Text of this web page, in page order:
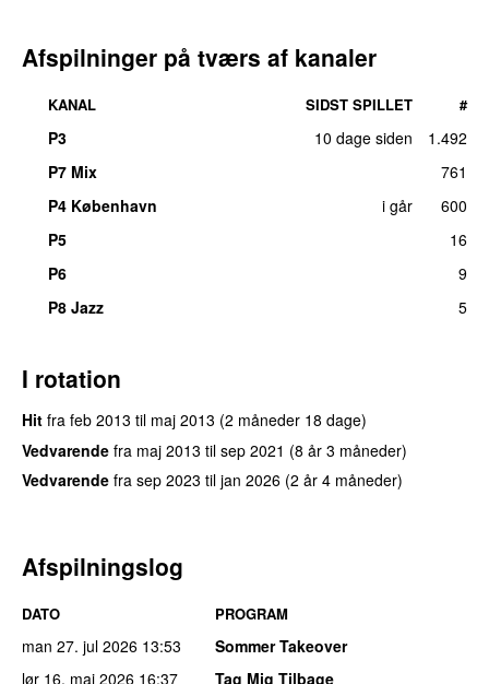
Afspilninger på tværs af kanaler
KANAL SIDST SPILLET #
P3 10 dage siden
1.492
P7 Mix
761
P4 København
i går
600
P5
16
P6
9
P8 Jazz
5
I rotation
Hit fra feb 2013 til maj 2013 (2 måneder 18 dage)
Vedvarende fra maj 2013 til sep 2021 (8 år 3 måneder)
Vedvarende fra sep 2023 til jan 2026 (2 år 4 måneder)
Afspilningslog
DATO PROGRAM
man 27. jul 2026 13:53
Sommer Takeover
lør 16. maj 2026 16:37
Tag Mig Tilbage